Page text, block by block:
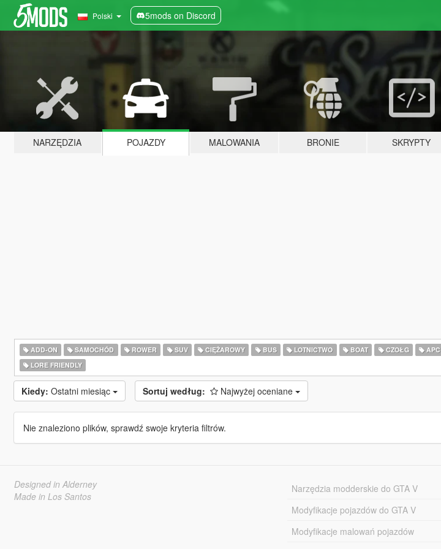
Polski 5mods on Discord
NARZĘDZIA POJAZDY MALOWANIA BRONIE SKRYPTY
ADD-ON SAMOCHÓD ROWER SUV CIĘŻAROWY BUS LOTNICTWO BOAT CZOŁG APC
LORE FRIENDLY
Kiedy: Ostatni miesiąc Sortuj według: Najwyżej oceniane
Nie znaleziono plików, sprawdź swoje kryteria filtrów.
Designed in Alderney
Made in Los Santos
Narzędzia modderskie do GTA V
Modyfikacje pojazdów do GTA V
Modyfikacje malowań pojazdów